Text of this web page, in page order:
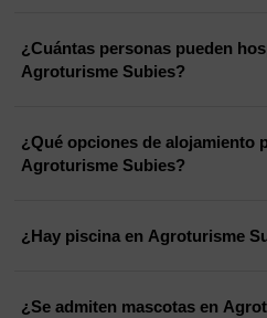
¿Cuántas personas pueden
Agroturisme Subies?
¿Qué opciones de alojamiento
Agroturisme Subies?
¿Hay piscina en Agroturisme
¿Se admiten mascotas en